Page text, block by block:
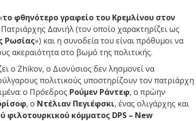
το φθηνότερο γραφείο του Κρεμλίνου στον
Πατριάρχης Δανιήλ (τον οποίο χαρακτηρίζει ως
Ρωσίας») και η συνοδεία του είναι πρόθυμοι να
ακεραιότητα στο βωμό της πολιτικής.
ο Zhikov, ο Διονύσιος δεν λησμονεί να
πολιτικούς υποστηρίζουν τον πατριάρχη
ο Πρόεδρος Ρούμεν Ράντεφ, ο πρώην
, ο Ντέλιαν Πεγιέφσκι, ένας ολιγάρχης και
φιλοτουρκικού κόμματος DPS – New